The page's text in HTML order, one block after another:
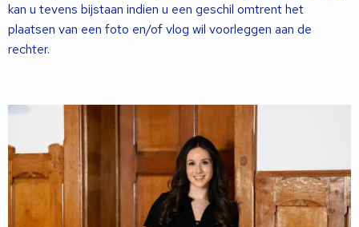
kan u tevens bijstaan indien u een geschil omtrent het
plaatsen van een foto en/of vlog wil voorleggen aan de
rechter.